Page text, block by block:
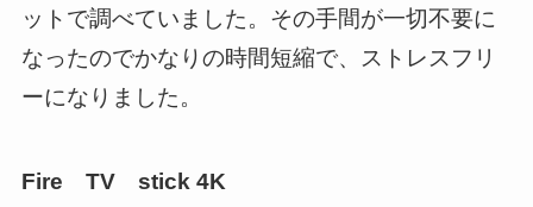
ットで調べていました。その手間が一切不要に
なったのでかなりの時間短縮で、ストレスフリ
ーになりました。
Fire TV stick 4K